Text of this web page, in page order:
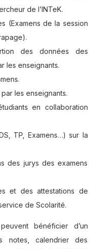
de l’INTeK.
(Examens de la session
des données des
les enseignants.
les enseignants.
en collaboration
TP, Examens…) sur la
des jurys des examens
et des attestations de
de Scolarité.
bénéficier d’un
notes, calendrier des